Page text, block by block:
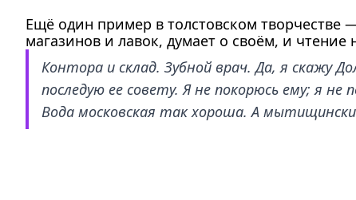
Ещё один пример в толстовском
магазинов и лавок, думает о своём, и
Контора и склад. Зубной врач. Да, я скажу
последую ее совету. Я не покорюсь ему; я
Вода московская так хороша. А